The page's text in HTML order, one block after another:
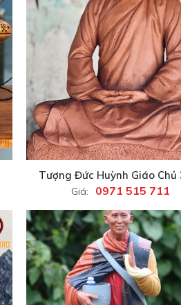
Tượng Đức Huỳnh Giáo Chủ
Giá: 0971 515 711